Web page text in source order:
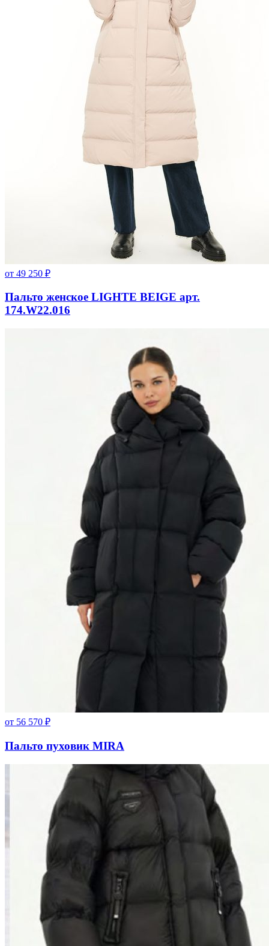
от 49 250 ₽
Пальто женское LIGHTE BEIGE арт.
174.W22.016
от 56 570 ₽
Пальто пуховик MIRA